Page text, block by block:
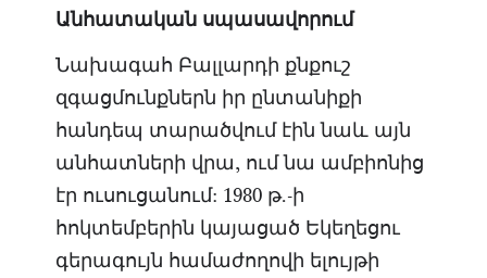
Անհատական սպասավորում
Նախագահ Բալլարդի քնքուշ
զգացմունքներն իր ընտանիքի
հանդեպ տարածվում էին նաև այն
անհատների վրա, ում նա ամբիոնից
էր ուսուցանում: 1980 թ.-ի
հոկտեմբերին կայացած Եկեղեցու
գերագույն համաժողովի ելույթի